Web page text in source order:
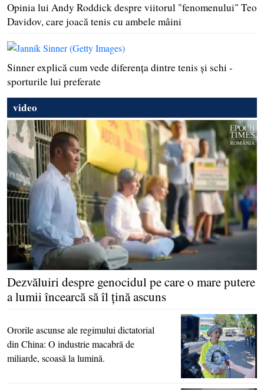
Opinia lui Andy Roddick despre viitorul "fenomenului" Teo
Davidov, care joacă tenis cu ambele mâini
Sinner explică cum vede diferenţa dintre tenis şi schi -
sporturile lui preferate
video
Dezvăluiri despre genocidul pe care o mare putere
a lumii încearcă să îl ţină ascuns
Ororile ascunse ale regimului dictatorial
din China: O industrie macabră de
miliarde, scoasă la lumină.